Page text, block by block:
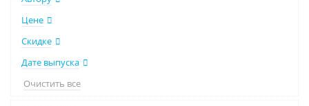
Цене
Скидке
Дате выпуска
Очистить все